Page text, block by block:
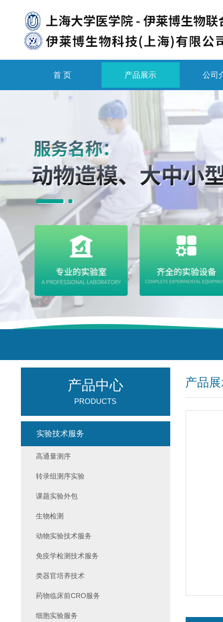
首 页 产品展示 公司
产品
产品中心
PRODUCTS
实验技术服务
高通量测序
转录组测序实验
课题实验外包
生物检测
动物实验技术服务
免疫学检测技术服务
类器官培养技术
药物临床前CRO服务
细胞实验服务